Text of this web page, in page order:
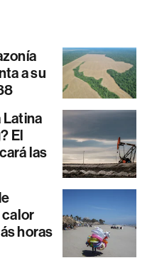
a su
Latina
El
las
calor
horas